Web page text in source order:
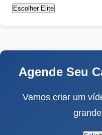
Escolher Elite
Agende Seu
Vamos criar um